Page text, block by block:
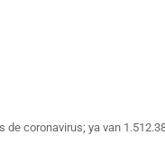
de coronavirus; ya van